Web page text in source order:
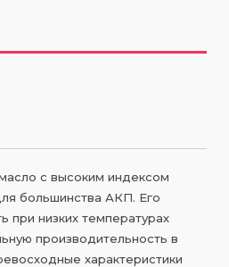
с высоким индексом
большинства АКП. Его
при низких температурах
производительность в
характеристики